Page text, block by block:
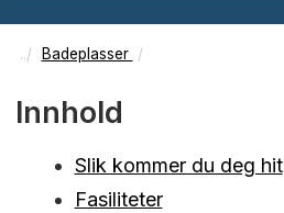
Badeplasser
Innhold
Slik kommer du deg hit
Fasiliteter